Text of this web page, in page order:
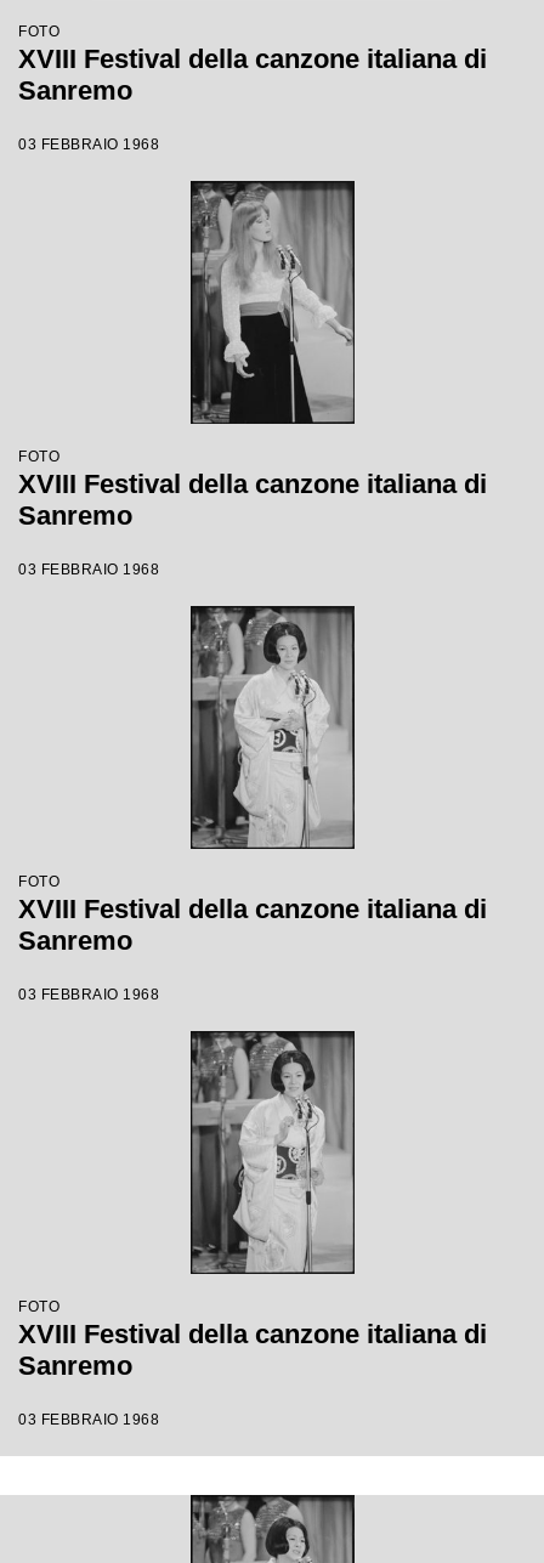
FOTO
XVIII Festival della canzone italiana di
Sanremo
03 FEBBRAIO 1968
FOTO
XVIII Festival della canzone italiana di
Sanremo
03 FEBBRAIO 1968
FOTO
XVIII Festival della canzone italiana di
Sanremo
03 FEBBRAIO 1968
FOTO
XVIII Festival della canzone italiana di
Sanremo
03 FEBBRAIO 1968